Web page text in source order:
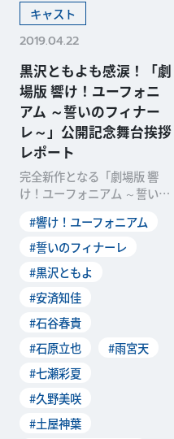
キャスト
2019.04.22
黒沢ともよも感涙！「劇
場版 響け！ユーフォニ
アム ～誓いのフィナー
レ～」公開記念舞台挨拶
レポート
完全新作となる「劇場版 響
け！ユーフォニアム ～誓いの
台挨拶が2019年4
#響け！ユーフォニアム
#誓いのフィナーレ
#黒沢ともよ
#安済知佳
#石谷春貴
#石原立也
#雨宮天
#七瀬彩夏
#久野美咲
#土屋神葉